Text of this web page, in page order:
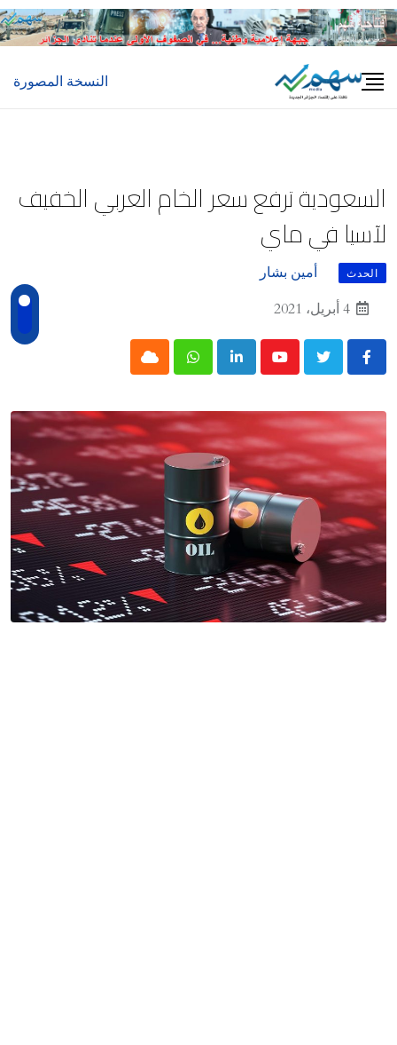
Skip
to
النسخة المصورة
السعودية ترفع سعر الخام العربي الخفيف
لآسيا في ماي
الحدث
أمين بشار
4 أبريل، 2021
Youtube
LinkedIn
Whatsapp
Cloud